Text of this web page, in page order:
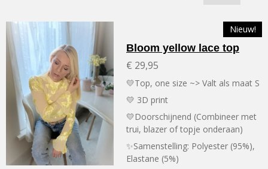
Nieuw!
Bloom yellow lace top
€ 29,95
💛Top, one size ~> Valt als maat S
💛 3D print
💛Doorschijnend (Combineer met
trui, blazer of topje onderaan)
✨Samenstelling: Polyester (95%),
Elastane (5%)